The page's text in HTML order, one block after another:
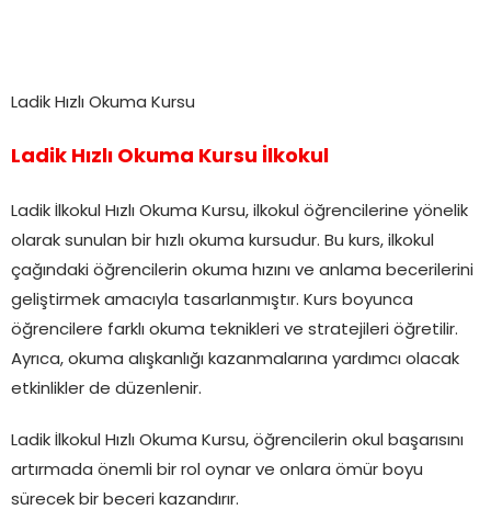
Ladik Hızlı Okuma Kursu
Ladik Hızlı Okuma Kursu İlkokul
Ladik İlkokul Hızlı Okuma Kursu, ilkokul öğrencilerine yönelik
olarak sunulan bir hızlı okuma kursudur. Bu kurs, ilkokul
çağındaki öğrencilerin okuma hızını ve anlama becerilerini
geliştirmek amacıyla tasarlanmıştır. Kurs boyunca
öğrencilere farklı okuma teknikleri ve stratejileri öğretilir.
Ayrıca, okuma alışkanlığı kazanmalarına yardımcı olacak
etkinlikler de düzenlenir.
Ladik İlkokul Hızlı Okuma Kursu, öğrencilerin okul başarısını
artırmada önemli bir rol oynar ve onlara ömür boyu
sürecek bir beceri kazandırır.